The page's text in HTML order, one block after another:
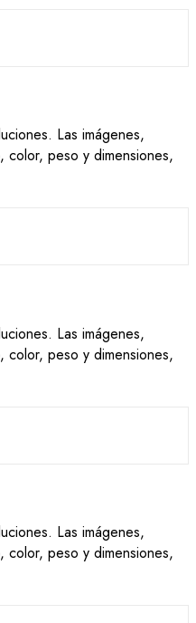
Las imágenes,
color, peso y dimensiones,
Las imágenes,
color, peso y dimensiones,
Las imágenes,
color, peso y dimensiones,